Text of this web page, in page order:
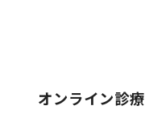
オンライン診療